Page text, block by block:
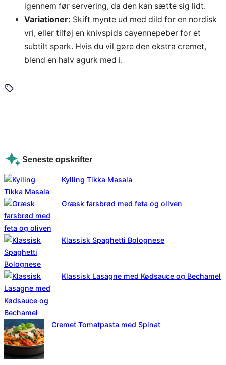
igennem før servering, da den kan sætte sig lidt.
Variationer: Skift mynte ud med dild for en nordisk
vri, eller tilføj en knivspids cayennepeber for et
subtilt spark. Hvis du vil gøre den ekstra cremet,
blend en halv agurk med i.
Seneste opskrifter
Kylling Tikka Masala
Græsk farsbrød med feta og oliven
Klassisk Spaghetti Bolognese
Klassisk Lasagne med Kødsauce og Bechamel
Cremet Tomatpasta med Spinat